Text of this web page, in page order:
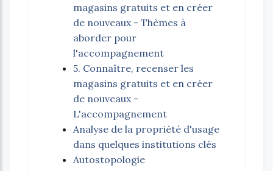
magasins gratuits et en créer
de nouveaux - Thèmes à
aborder pour
l'accompagnement
5. Connaître, recenser les
magasins gratuits et en créer
de nouveaux -
L'accompagnement
Analyse de la propriété d'usage
dans quelques institutions clés
Autostopologie